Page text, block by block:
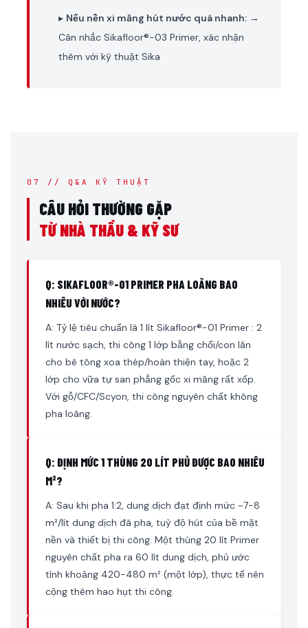
▸ Nếu nền xi măng hút nước quá nhanh: →
Cân nhắc Sikafloor®-03 Primer, xác nhận
thêm với kỹ thuật Sika
07 // Q&A KỸ THUẬT
CÂU HỎI THƯỜNG GẶP
TỪ NHÀ THẦU & KỸ SƯ
Q: SIKAFLOOR®-01 PRIMER PHA LOÃNG BAO
NHIÊU VỚI NƯỚC?
A: Tỷ lệ tiêu chuẩn là 1 lít Sikafloor®-01 Primer : 2
lít nước sạch, thi công 1 lớp bằng chổi/con lăn
cho bê tông xoa thép/hoàn thiện tay, hoặc 2
lớp cho vữa tự san phẳng gốc xi măng rất xốp.
Với gỗ/CFC/Scyon, thi công nguyên chất không
pha loãng.
Q: ĐỊNH MỨC 1 THÙNG 20 LÍT PHỦ ĐƯỢC BAO NHIÊU
M²?
A: Sau khi pha 1:2, dung dịch đạt định mức ~7-8
m²/lít dung dịch đã pha, tuỳ độ hút của bề mặt
nền và thiết bị thi công. Một thùng 20 lít Primer
nguyên chất pha ra 60 lít dung dịch, phủ ước
tính khoảng 420-480 m² (một lớp), thực tế nên
cộng thêm hao hụt thi công.